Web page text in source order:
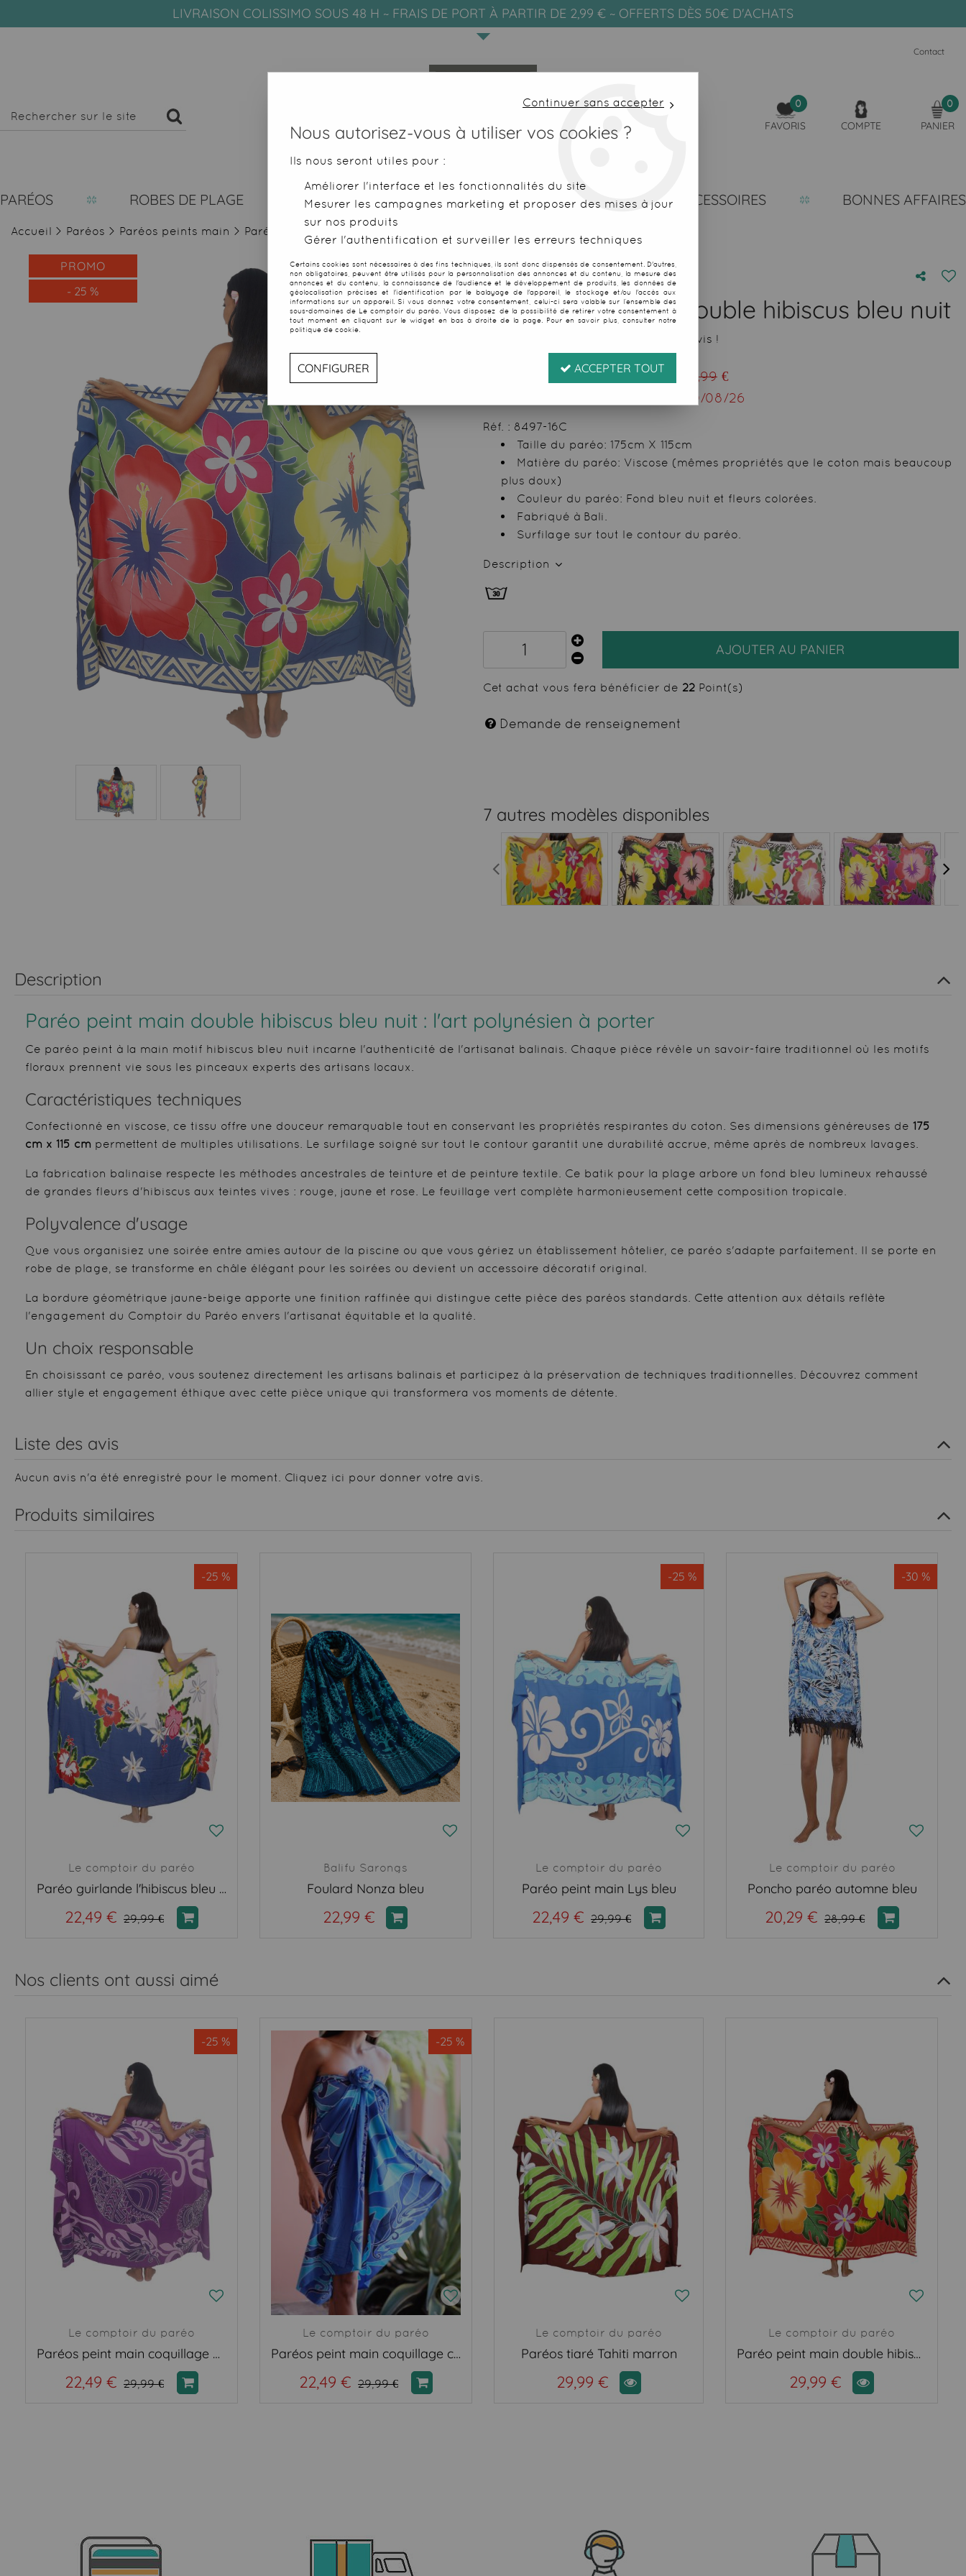
LIVRAISON COLISSIMO SOUS 48 H ~ FRAIS DE PORT À PARTIR DE 2,99 € ~ OFFERTS DÈS 50€ D'ACHATS
Contact
0
FAVORIS COMPTE
0
PANIER
PARÉOS ROBES DE PLAGE SERVIETTES DE PLAGE FOUTAS ACCESSOIRES BONNES AFFAIRES
Accueil > Paréos > Paréos peints main > Paréo peint main double hibiscus bleu nuit
PROMO
- 25 %
Paréo peint main double hibiscus bleu nuit
Soyez le premier à donner votre avis !
€TTC au lieu de 29,99 €
10/08/26
Réf. : 8497-16C
Taille du paréo: 175cm X 115cm
Matière du paréo: Viscose (mêmes propriétés que le coton mais beaucoup
plus doux)
Couleur du paréo: Fond bleu nuit et fleurs colorées.
Fabriqué à Bali.
Surfilage sur tout le contour du paréo.
Description
AJOUTER AU PANIER
Cet achat vous fera bénéficier de 22 Point(s)
Demande de renseignement
7 autres modèles disponibles
Description
Paréo peint main double hibiscus bleu nuit : l'art polynésien à porter
Ce paréo peint à la main motif hibiscus bleu nuit incarne l'authenticité de l'artisanat balinais. Chaque pièce révèle un savoir-faire traditionnel où les motifs
floraux prennent vie sous les pinceaux experts des artisans locaux.
Caractéristiques techniques
Confectionné en viscose, ce tissu offre une douceur remarquable tout en conservant les propriétés respirantes du coton. Ses dimensions généreuses de 175
cm x 115 cm permettent de multiples utilisations. Le surfilage soigné sur tout le contour garantit une durabilité accrue, même après de nombreux lavages.
La fabrication balinaise respecte les méthodes ancestrales de teinture et de peinture textile. Ce batik pour la plage arbore un fond bleu lumineux rehaussé
de grandes fleurs d'hibiscus aux teintes vives : rouge, jaune et rose. Le feuillage vert complète harmonieusement cette composition tropicale.
Polyvalence d'usage
Que vous organisiez une soirée entre amies autour de la piscine ou que vous gériez un établissement hôtelier, ce paréo s'adapte parfaitement. Il se porte en
robe de plage, se transforme en châle élégant pour les soirées ou devient un accessoire décoratif original.
La bordure géométrique jaune-beige apporte une finition raffinée qui distingue cette pièce des paréos standards. Cette attention aux détails reflète
l'engagement du Comptoir du Paréo envers l'artisanat équitable et la qualité.
Un choix responsable
En choisissant ce paréo, vous soutenez directement les artisans balinais et participez à la préservation de techniques traditionnelles. Découvrez comment
allier style et engagement éthique avec cette pièce unique qui transformera vos moments de détente.
Liste des avis
Aucun avis n'a été enregistré pour le moment. Cliquez ici pour donner votre avis.
Produits similaires
-25 %
Le comptoir du paréo
Paréo guirlande l'hibiscus bleu et blanc
22,49 € 29,99 €
Balifu Sarongs
Foulard Nonza bleu
22,99 €
-25 %
Le comptoir du paréo
Paréo peint main Lys bleu
22,49 € 29,99 €
-30 %
Le comptoir du paréo
Poncho paréo automne bleu
20,29 € 28,99 €
Nos clients ont aussi aimé
-25 %
Le comptoir du paréo
Paréos peint main coquillage violet
22,49 € 29,99 €
-25 %
Le comptoir du paréo
Paréos peint main coquillage ciel et marine
22,49 € 29,99 €
Le comptoir du paréo
Paréos tiaré Tahiti marron
29,99 €
Le comptoir du paréo
Paréo peint main double hibiscus rouge
29,99 €
Continuer sans accepter
Nous autorisez-vous à utiliser vos cookies ?
Ils nous seront utiles pour :
Améliorer l'interface et les fonctionnalités du site
Mesurer les campagnes marketing et proposer des mises à jour
sur nos produits
Gérer l'authentification et surveiller les erreurs techniques
Certains cookies sont nécessaires à des fins techniques, ils sont donc dispensés de consentement. D'autres,
non obligatoires, peuvent être utilisés pour la personnalisation des annonces et du contenu, la mesure des
annonces et du contenu, la connaissance de l'audience et le développement de produits, les données de
géolocalisation précises et l'identification par le balayage de l'appareil, le stockage et/ou l'accès aux
informations sur un appareil. Si vous donnez votre consentement, celui-ci sera valable sur l’ensemble des
sous-domaines de Le comptoir du paréo. Vous disposez de la possibilité de retirer votre consentement à
tout moment en cliquant sur le widget en bas à droite de la page. Pour en savoir plus, consulter notre
politique de cookie.
CONFIGURER ACCEPTER TOUT